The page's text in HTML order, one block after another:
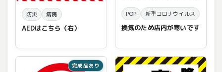
防災 病院
AEDはこちら（右）
POP 新型コロナウイルス
換気のため店内が寒いです
完成品あり